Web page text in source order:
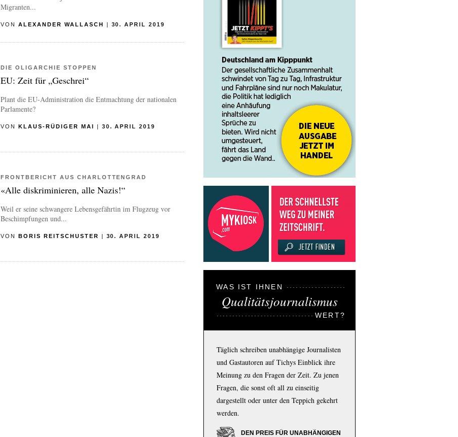
Migranten...
VON ALEXANDER WALLASCH | 30. APRIL 2019
DIE OLIGARCHIE STOPPEN
EU: Zeit für „Geschrei“
Plant die EU-Administration die Entmachtung der nationalen
Parlamente?
VON KLAUS-RÜDIGER MAI | 30. APRIL 2019
FRONTBERICHT AUS CHARLOTTENGRAD
«Alle diskriminieren, alle Nazis!“
Weil er seine schwangere Lebensgefährtin im Flugzeug vor
Beschimpfungen und...
VON BORIS REITSCHUSTER | 30. APRIL 2019
WAS IST IHNEN
Qualitätsjournalismus
WERT?
Täglich schreiben unabhängige Journalisten
und Gastautoren auf Tichys Einblick ihre
Meinung zu den Fragen der Zeit. Zu jenen
Fragen, die sonst oft all zu einseitig
dargestellt oder unter den Teppich gekehrt
werden.
DEN PREIS FÜR UNABHÄNGIGEN